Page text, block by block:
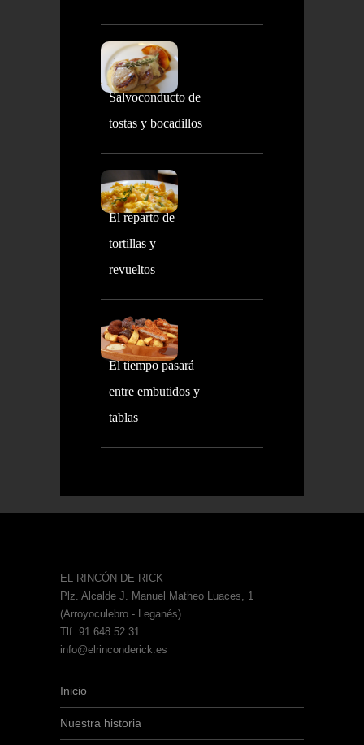
Salvoconducto de
tostas y bocadillos
El reparto de
tortillas y
revueltos
El tiempo pasará
entre embutidos y
tablas
EL RINCÓN DE RICK
Plz. Alcalde J. Manuel Matheo Luaces, 1
(Arroyoculebro - Leganés)
Tlf: 91 648 52 31
info@elrinconderick.es
Inicio
Nuestra historia